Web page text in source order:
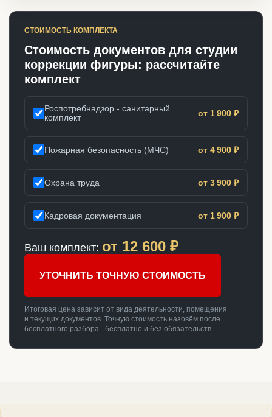
СТОИМОСТЬ КОМПЛЕКТА
Стоимость документов для студии
коррекции фигуры: рассчитайте
комплект
Роспотребнадзор - санитарный
комплект
от 1 900 ₽
Пожарная безопасность (МЧС) от 4 900 ₽
Охрана труда от 3 900 ₽
Кадровая документация от 1 900 ₽
Ваш комплект: от 12 600 ₽
УТОЧНИТЬ ТОЧНУЮ СТОИМОСТЬ
Итоговая цена зависит от вида деятельности, помещения
и текущих документов. Точную стоимость назовём после
бесплатного разбора - бесплатно и без обязательств.